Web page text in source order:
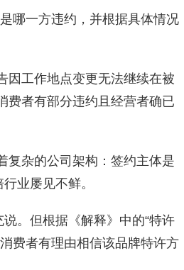
哪一方违约，并根据具体情况
工作地点变更无法继续在被
费者有部分违约且经营者确已
杂的公司架构：签约主体是
业屡见不鲜。
。但根据《解释》中的“特许
费者有理由相信该品牌特许方